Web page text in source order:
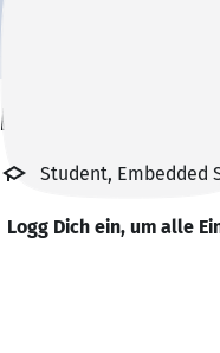
Muhammad
Student, Embedded
Logg Dich ein, um alle